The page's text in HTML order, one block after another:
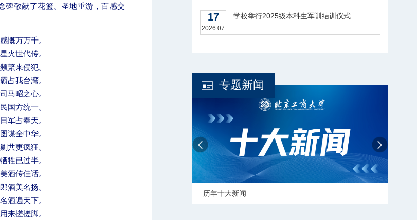
碑敬献了花篮。圣地重游，百感交
慨万万千。
火世代传。
繁来侵犯。
占我台湾。
马昭之心。
国方统一。
军占奉天。
谋全中华。
共更疯狂。
牲已过半。
酒传佳话。
酒美名扬。
酒遍天下。
来搓搓脚。
17
2026.07
学校举行2025级本科生军训结训仪式
专题新闻
历年十大新闻 学校志愿服务冬奥会和冬残奥会专题